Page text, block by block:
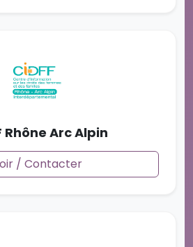
Rhône Arc Alpin
/ Contacter